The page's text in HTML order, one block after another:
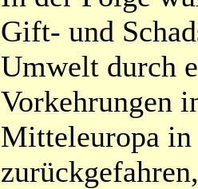
Gift- und
Umwelt durch
Vorkehrungen
Mitteleuropa